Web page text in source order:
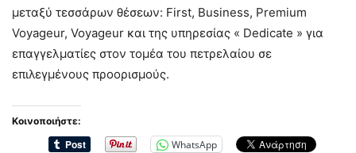
μεταξύ τεσσάρων θέσεων: First, Business, Premium
Voyageur, Voyageur και της υπηρεσίας « Dedicate » για
επαγγελματίες στον τομέα του πετρελαίου σε
επιλεγμένους προορισμούς.
Κοινοποιήστε:
WhatsApp